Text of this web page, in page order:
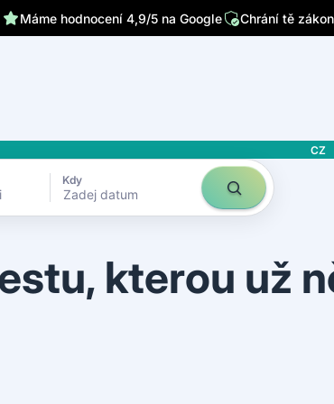
kryjeme záda 24/7 Píšou o nás přední česká
CZ
Kdy
Zadej datum
kterou už